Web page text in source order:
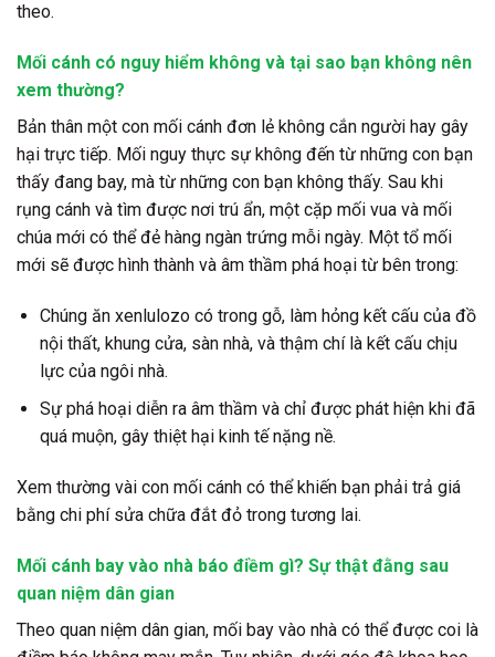
theo.
Mối cánh có nguy hiểm không và tại sao bạn không nên
xem thường?
Bản thân một con mối cánh đơn lẻ không cắn người hay gây
hại trực tiếp. Mối nguy thực sự không đến từ những con bạn
thấy đang bay, mà từ những con bạn không thấy. Sau khi
rụng cánh và tìm được nơi trú ẩn, một cặp mối vua và mối
chúa mới có thể đẻ hàng ngàn trứng mỗi ngày. Một tổ mối
mới sẽ được hình thành và âm thầm phá hoại từ bên trong:
Chúng ăn xenlulozo có trong gỗ, làm hỏng kết cấu của đồ
nội thất, khung cửa, sàn nhà, và thậm chí là kết cấu chịu
lực của ngôi nhà.
Sự phá hoại diễn ra âm thầm và chỉ được phát hiện khi đã
quá muộn, gây thiệt hại kinh tế nặng nề.
Xem thường vài con mối cánh có thể khiến bạn phải trả giá
bằng chi phí sửa chữa đắt đỏ trong tương lai.
Mối cánh bay vào nhà báo điềm gì? Sự thật đằng sau
quan niệm dân gian
Theo quan niệm dân gian, mối bay vào nhà có thể được coi là